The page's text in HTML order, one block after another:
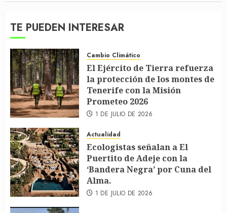
TE PUEDEN INTERESAR
Cambio Climático
El Ejército de Tierra refuerza
la protección de los montes de
Tenerife con la Misión
Prometeo 2026
1 DE JULIO DE 2026
Actualidad
Ecologistas señalan a El
Puertito de Adeje con la
‘Bandera Negra’ por Cuna del
Alma.
1 DE JULIO DE 2026